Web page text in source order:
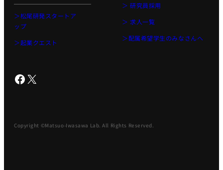
＞松尾研発スタートア
ップ
＞起業クエスト
＞ 研究員採用
＞ 求人一覧
＞配属希望学生のみなさんへ
Facebook X
Copyright ©Matsuo-Iwasawa Lab. All Rights Reserved.